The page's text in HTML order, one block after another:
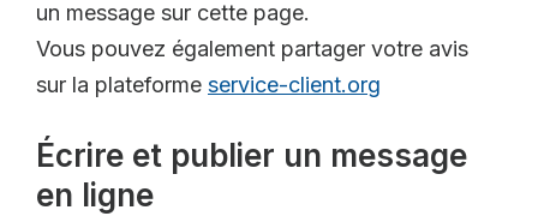
un message sur cette page.
Vous pouvez également partager votre avis
sur la plateforme service-client.org
Écrire et publier un message
en ligne